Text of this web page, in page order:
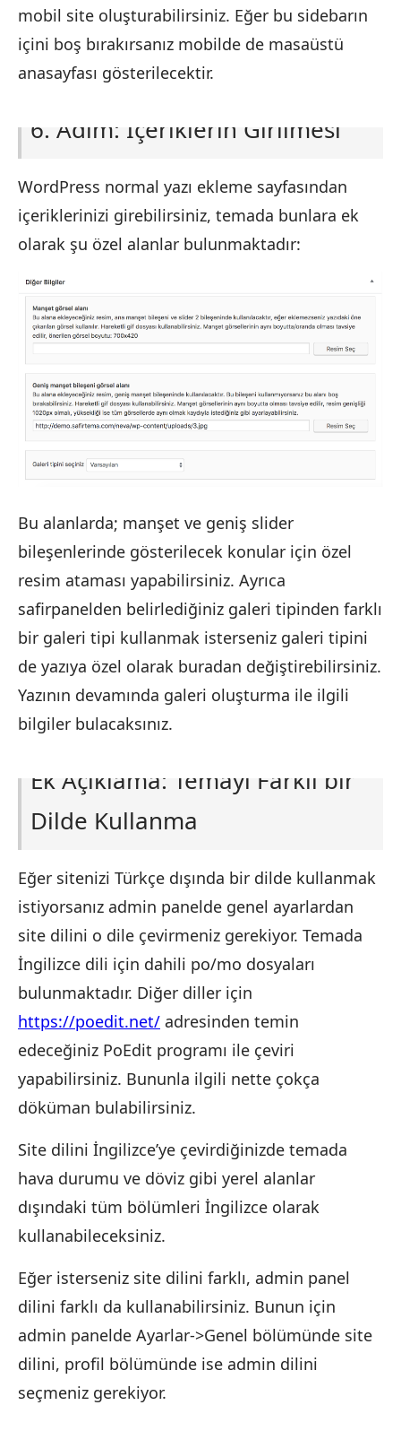
mobil site oluşturabilirsiniz. Eğer bu sidebarın
içini boş bırakırsanız mobilde de masaüstü
anasayfası gösterilecektir.
6. Adım: İçeriklerin Girilmesi
WordPress normal yazı ekleme sayfasından
içeriklerinizi girebilirsiniz, temada bunlara ek
olarak şu özel alanlar bulunmaktadır:
Bu alanlarda; manşet ve geniş slider
bileşenlerinde gösterilecek konular için özel
resim ataması yapabilirsiniz. Ayrıca
safirpanelden belirlediğiniz galeri tipinden farklı
bir galeri tipi kullanmak isterseniz galeri tipini
de yazıya özel olarak buradan değiştirebilirsiniz.
Yazının devamında galeri oluşturma ile ilgili
bilgiler bulacaksınız.
Ek Açıklama: Temayı Farklı bir
Dilde Kullanma
Eğer sitenizi Türkçe dışında bir dilde kullanmak
istiyorsanız admin panelde genel ayarlardan
site dilini o dile çevirmeniz gerekiyor. Temada
İngilizce dili için dahili po/mo dosyaları
bulunmaktadır. Diğer diller için
https://poedit.net/ adresinden temin
edeceğiniz PoEdit programı ile çeviri
yapabilirsiniz. Bununla ilgili nette çokça
döküman bulabilirsiniz.
Site dilini İngilizce’ye çevirdiğinizde temada
hava durumu ve döviz gibi yerel alanlar
dışındaki tüm bölümleri İngilizce olarak
kullanabileceksiniz.
Eğer isterseniz site dilini farklı, admin panel
dilini farklı da kullanabilirsiniz. Bunun için
admin panelde Ayarlar->Genel bölümünde site
dilini, profil bölümünde ise admin dilini
seçmeniz gerekiyor.